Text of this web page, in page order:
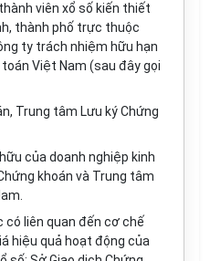
viên xổ số kiến thiết
thành phố trực thuộc
ty trách nhiệm hữu hạn
Việt Nam (sau đây gọi
Trung tâm Lưu ký Chứng
của doanh nghiệp kinh
khoán và Trung tâm
có liên quan đến cơ chế
hiệu quả hoạt động của